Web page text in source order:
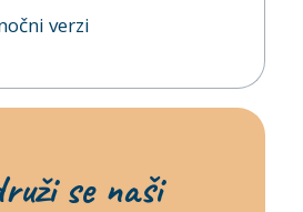
verzi
se naši